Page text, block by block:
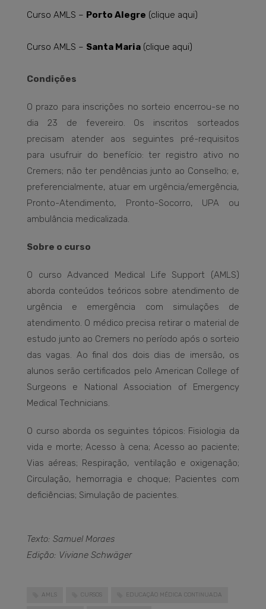
Curso AMLS – Porto Alegre (clique aqui)
Curso AMLS – Santa Maria (clique aqui)
Condições
O prazo para inscrições no sorteio encerrou-se no
dia 23 de fevereiro. Os inscritos sorteados
precisam atender aos seguintes pré-requisitos
para usufruir do benefício: ter registro ativo no
Cremers; não ter pendências junto ao Conselho; e,
preferencialmente, atuar em urgência/emergência,
Pronto-Atendimento, Pronto-Socorro, UPA ou
ambulância medicalizada.
Sobre o curso
O curso Advanced Medical Life Support (AMLS)
aborda conteúdos teóricos sobre atendimento de
urgência e emergência com simulações de
atendimento. O médico precisa retirar o material de
estudo junto ao Cremers no período após o sorteio
das vagas. Ao final dos dois dias de imersão, os
alunos serão certificados pelo American College of
Surgeons e National Association of Emergency
Medical Technicians.
O curso aborda os seguintes tópicos: Fisiologia da
vida e morte; Acesso à cena; Acesso ao paciente;
Vias aéreas; Respiração, ventilação e oxigenação;
Circulação, hemorragia e choque; Pacientes com
deficiências; Simulação de pacientes.
Texto: Samuel Moraes
Edição: Viviane Schwäger
AMLS CURSOS EDUCAÇÃO MÉDICA CONTINUADA